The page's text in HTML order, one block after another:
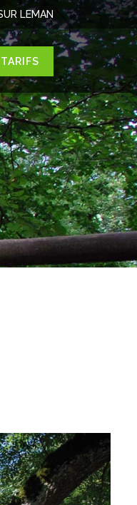
LEMAN
TARIFS